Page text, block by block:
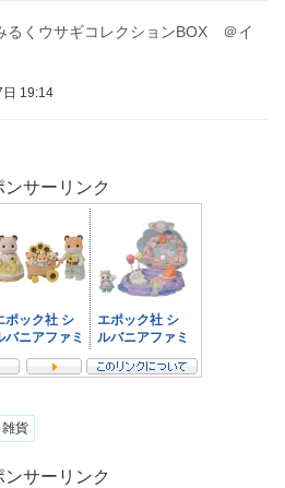
くウサギコレクションBOX ＠イ
19:14
ンサーリンク
雑貨
ンサーリンク